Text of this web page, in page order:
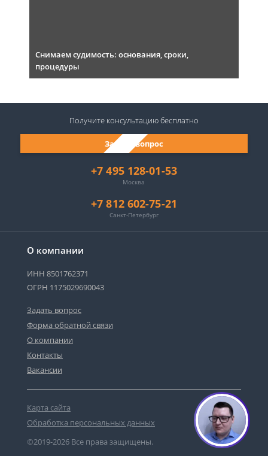
Снимаем судимость: основания, сроки,
процедуры
О компании
ИНН 8501762371
ОГРН 1175029690043
Задать вопрос
Форма обратной связи
О компании
Контакты
Вакансии
©2019-2026 Все права защищены.
Карта сайта
Обработка персональных данных
+7 495 128-01-53
Москва
+7 812 602-75-21
Санкт-Петербург
Задать вопрос
Получите консультациюбесплатно